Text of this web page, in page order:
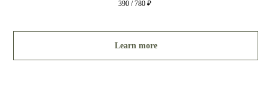
390 / 780 ₽
Learn more